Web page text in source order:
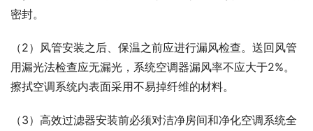
密封。
（2）风管安装之后、保温之前应进行漏风检查。送回风管
用漏光法检查应无漏光，系统空调器漏风率不应大于2%。
擦拭空调系统内表面采用不易掉纤维的材料。
（3）高效过滤器安装前必须对洁净房间和净化空调系统全